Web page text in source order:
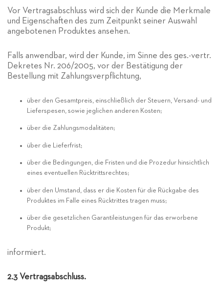
Vor Vertragsabschluss wird sich der Kunde die Merkmale
und Eigenschaften des zum Zeitpunkt seiner Auswahl
angebotenen Produktes ansehen.
Falls anwendbar, wird der Kunde, im Sinne des ges.-vertr.
Dekretes Nr. 206/2005, vor der Bestätigung der
Bestellung mit Zahlungsverpflichtung,
über den Gesamtpreis, einschließlich der Steuern, Versand- und
Lieferspesen, sowie jeglichen anderen Kosten;
über die Zahlungsmodalitäten;
über die Lieferfrist;
über die Bedingungen, die Fristen und die Prozedur hinsichtlich
eines eventuellen Rücktrittsrechtes;
über den Umstand, dass er die Kosten für die Rückgabe des
Produktes im Falle eines Rücktrittes tragen muss;
über die gesetzlichen Garantileistungen für das erworbene
Produkt;
informiert.
2.3 Vertragsabschluss.